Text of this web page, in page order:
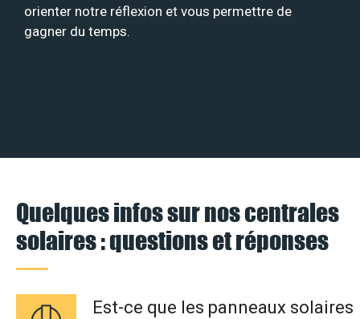
orienter notre réflexion et vous permettre de
gagner du temps.
Quelques infos sur nos centrales
solaires : questions et réponses
Est-ce que les panneaux solaires